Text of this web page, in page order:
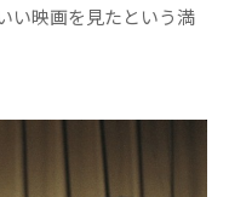
い映画を見たという満